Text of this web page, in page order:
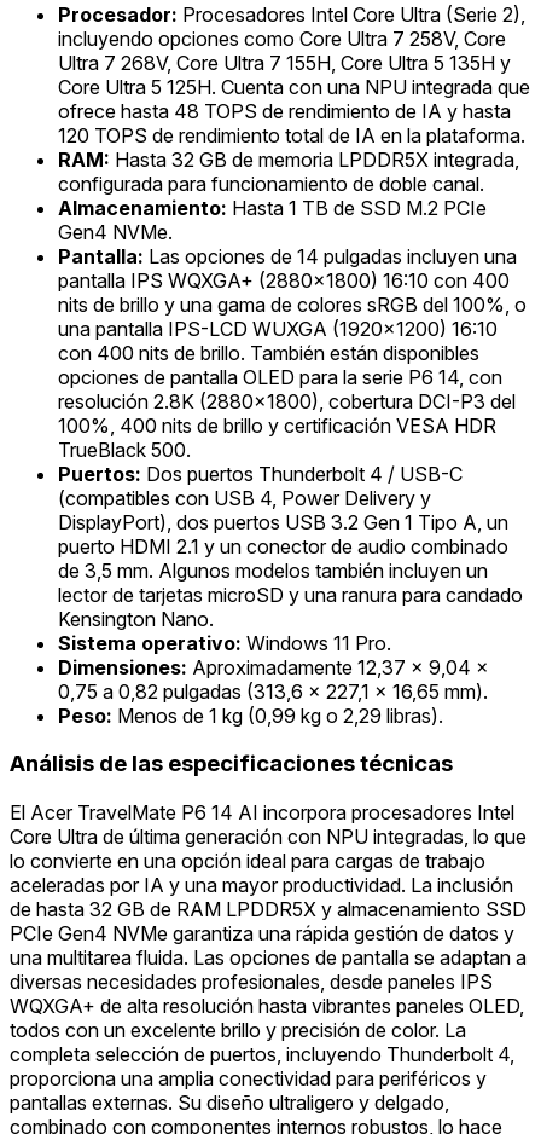
Procesador: Procesadores Intel Core Ultra (Serie 2),
incluyendo opciones como Core Ultra 7 258V, Core
Ultra 7 268V, Core Ultra 7 155H, Core Ultra 5 135H y
Core Ultra 5 125H. Cuenta con una NPU integrada que
ofrece hasta 48 TOPS de rendimiento de IA y hasta
120 TOPS de rendimiento total de IA en la plataforma.
RAM: Hasta 32 GB de memoria LPDDR5X integrada,
configurada para funcionamiento de doble canal.
Almacenamiento: Hasta 1 TB de SSD M.2 PCIe
Gen4 NVMe.
Pantalla: Las opciones de 14 pulgadas incluyen una
pantalla IPS WQXGA+ (2880x1800) 16:10 con 400
nits de brillo y una gama de colores sRGB del 100%, o
una pantalla IPS-LCD WUXGA (1920x1200) 16:10
con 400 nits de brillo. También están disponibles
opciones de pantalla OLED para la serie P6 14, con
resolución 2.8K (2880x1800), cobertura DCI-P3 del
100%, 400 nits de brillo y certificación VESA HDR
TrueBlack 500.
Puertos: Dos puertos Thunderbolt 4 / USB-C
(compatibles con USB 4, Power Delivery y
DisplayPort), dos puertos USB 3.2 Gen 1 Tipo A, un
puerto HDMI 2.1 y un conector de audio combinado
de 3,5 mm. Algunos modelos también incluyen un
lector de tarjetas microSD y una ranura para candado
Kensington Nano.
Sistema operativo: Windows 11 Pro.
Dimensiones: Aproximadamente 12,37 x 9,04 x
0,75 a 0,82 pulgadas (313,6 x 227,1 x 16,65 mm).
Peso: Menos de 1 kg (0,99 kg o 2,29 libras).
Análisis de las especificaciones técnicas
El Acer TravelMate P6 14 AI incorpora procesadores Intel
Core Ultra de última generación con NPU integradas, lo que
lo convierte en una opción ideal para cargas de trabajo
aceleradas por IA y una mayor productividad. La inclusión
de hasta 32 GB de RAM LPDDR5X y almacenamiento SSD
PCIe Gen4 NVMe garantiza una rápida gestión de datos y
una multitarea fluida. Las opciones de pantalla se adaptan a
diversas necesidades profesionales, desde paneles IPS
WQXGA+ de alta resolución hasta vibrantes paneles OLED,
todos con un excelente brillo y precisión de color. La
completa selección de puertos, incluyendo Thunderbolt 4,
proporciona una amplia conectividad para periféricos y
pantallas externas. Su diseño ultraligero y delgado,
combinado con componentes internos robustos, lo hace